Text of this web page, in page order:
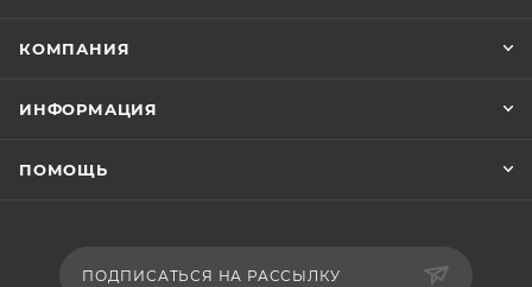
КОМПАНИЯ
ИНФОРМАЦИЯ
ПОМОЩЬ
ПОДПИСАТЬСЯ НА РАССЫЛКУ